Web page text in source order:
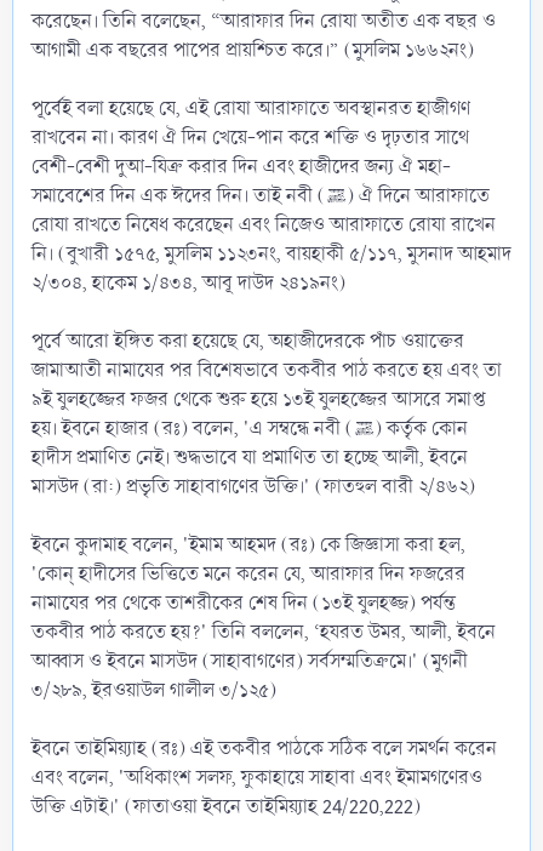
করেছেন। তিনি বলেছেন, “আরাফার দিন রোযা অতীত এক বছর ও
আগামী এক বছরের পাপের প্রায়শ্চিত করে।” (মুসলিম ১৬৬২নং)
পূর্বেই বলা হয়েছে যে, এই রোযা আরাফাতে অবস্থানরত হাজীগণ
রাখবেন না। কারণ ঐ দিন খেয়ে-পান করে শক্তি ও দৃঢ়তার সাথে
বেশী-বেশী দুআ-যিক্র করার দিন এবং হাজীদের জন্য ঐ মহা-
সমাবেশের দিন এক ঈদের দিন। তাই নবী (ﷺ) ঐ দিনে আরাফাতে
রোযা রাখতে নিষেধ করেছেন এবং নিজেও আরাফাতে রোযা রাখেন
নি। (বুখারী ১৫৭৫, মুসলিম ১১২৩নং, বায়হাকী ৫/১১৭, মুসনাদ আহমাদ
২/৩০৪, হাকেম ১/৪৩৪, আবূ দাউদ ২৪১৯নং)
পূর্বে আরো ইঙ্গিত করা হয়েছে যে, অহাজীদেরকে পাঁচ ওয়াক্তের
জামাআতী নামাযের পর বিশেষভাবে তকবীর পাঠ করতে হয় এবং তা
৯ই যুলহজ্জের ফজর থেকে শুরু হয়ে ১৩ই যুলহজ্জের আসরে সমাপ্ত
হয়। ইবনে হাজার (রঃ) বলেন, 'এ সম্বন্ধে নবী (ﷺ) কর্তৃক কোন
হাদীস প্রমাণিত নেই। শুদ্ধভাবে যা প্রমাণিত তা হচ্ছে আলী, ইবনে
মাসউদ (রা:) প্রভৃতি সাহাবাগণের উক্তি।' (ফাতহুল বারী ২/৪৬২)
ইবনে কুদামাহ বলেন, 'ইমাম আহমদ (রঃ) কে জিজ্ঞাসা করা হল,
'কোন্ হাদীসের ভিত্তিতে মনে করেন যে, আরাফার দিন ফজরের
নামাযের পর থেকে তাশরীকের শেষ দিন (১৩ই যুলহজ্জ) পর্যন্ত
তকবীর পাঠ করতে হয়?' তিনি বললেন, ‘হযরত উমর, আলী, ইবনে
আব্বাস ও ইবনে মাসউদ (সাহাবাগণের) সর্বসম্মতিক্রমে।' (মুগনী
৩/২৮৯, ইরওয়াউল গালীল ৩/১২৫)
ইবনে তাইমিয়্যাহ (রঃ) এই তকবীর পাঠকে সঠিক বলে সমর্থন করেন
এবং বলেন, 'অধিকাংশ সলফ, ফুকাহায়ে সাহাবা এবং ইমামগণেরও
উক্তি এটাই।' (ফাতাওয়া ইবনে তাইমিয়্যাহ 24/220,222)